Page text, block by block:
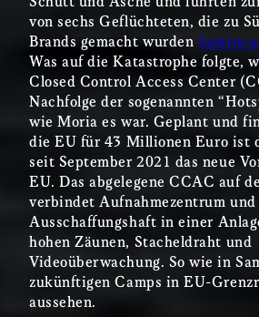
von sechs Geflüchteten, die zu
Brands gemacht wurden
Was auf die Katastrophe folgte,
Closed Control Access Center
Nachfolge der sogenannten
wie Moria es war. Geplant und
die EU für 43 Millionen Euro ist
seit September 2021 das neue
EU. Das abgelegene CCAC auf
verbindet Aufnahmezentrum
Ausschaffungshaft in einer
hohen Zäunen, Stacheldraht und
Videoüberwachung. So wie in
zukünftigen Camps in EU-
aussehen.